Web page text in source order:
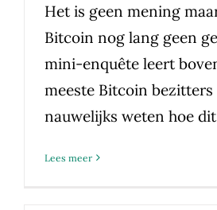
Het is geen mening
Bitcoin nog lang geen
mini-enquête leert
meeste Bitcoin bezitters
nauwelijks weten hoe dit
Lees meer